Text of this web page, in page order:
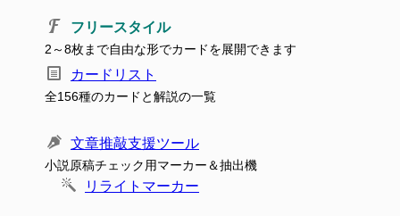
フリースタイル
2～8枚まで自由な形でカードを展開できます
カードリスト
全156種のカードと解説の一覧
文章推敲支援ツール
小説原稿チェック用マーカー＆抽出機
リライトマーカー